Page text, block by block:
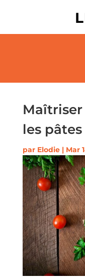
Maîtriser
les
par Elodie| Mar